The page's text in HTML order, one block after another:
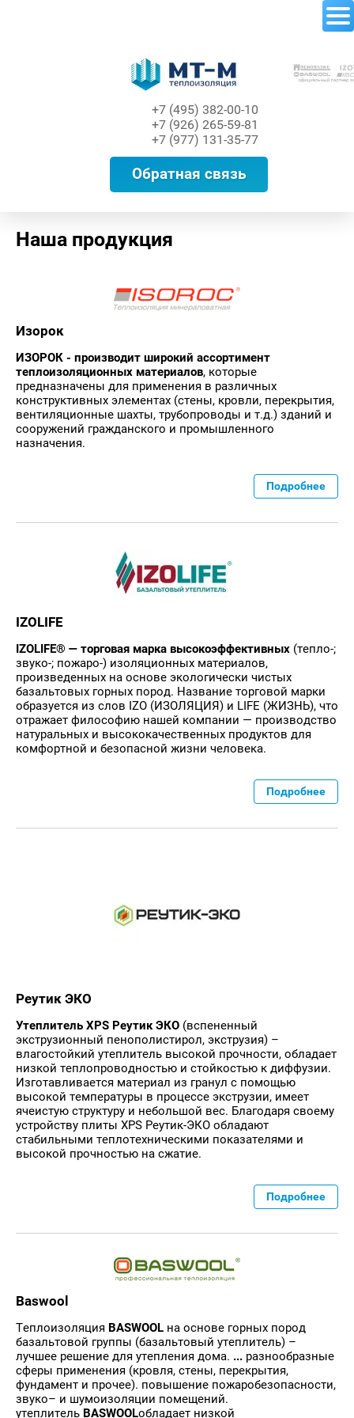
Теплоизоляция
+7 (495) 382-00-10
+7 (926) 265-59-81
+7 (977) 131-35-77
Обратная связь
Наша продукция
Изорок
ИЗОРОК - производит широкий ассортимент
теплоизоляционных материалов, которые
предназначены для применения в различных
конструктивных элементах (стены, кровли, перекрытия,
вентиляционные шахты, трубопроводы и т.д.) зданий и
сооружений гражданского и промышленного
назначения.
Подробнее
IZOLIFE
IZOLIFE® — торговая марка высокоэффективных (тепло-;
звуко-; пожаро-) изоляционных материалов,
произведенных на основе экологически чистых
базальтовых горных пород. Название торговой марки
образуется из слов IZO (ИЗОЛЯЦИЯ) и LIFE (ЖИЗНЬ), что
отражает философию нашей компании — производство
натуральных и высококачественных продуктов для
комфортной и безопасной жизни человека.
Подробнее
Реутик ЭКО
Утеплитель XPS Реутик ЭКО (вспененный
экструзионный пенополистирол, экструзия) –
влагостойкий утеплитель высокой прочности, обладает
низкой теплопроводностью и стойкостью к диффузии.
Изготавливается материал из гранул с помощью
высокой температуры в процессе экструзии, имеет
ячеистую структуру и небольшой вес. Благодаря своему
устройству плиты XPS Реутик-ЭКО обладают
стабильными теплотехническими показателями и
высокой прочностью на сжатие.
Подробнее
Baswool
Теплоизоляция BASWOOL на основе горных пород
базальтовой группы (базальтовый утеплитель) –
лучшее решение для утепления дома. ... разнообразные
сферы применения (кровля, стены, перекрытия,
фундамент и прочее). повышение пожаробезопасности,
звуко– и шумоизоляции помещений.
утеплитель BASWOOLобладает низкой